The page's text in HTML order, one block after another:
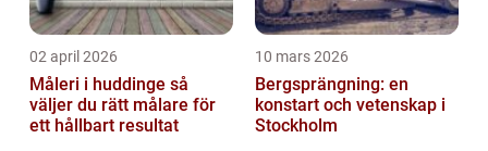
02 april 2026
Måleri i huddinge så
väljer du rätt målare för
ett hållbart resultat
10 mars 2026
Bergsprängning: en
konstart och vetenskap i
Stockholm